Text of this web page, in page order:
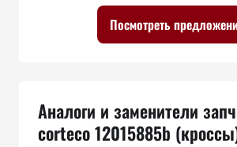
Посмотреть
Аналоги и заменители
corteco 12015885b